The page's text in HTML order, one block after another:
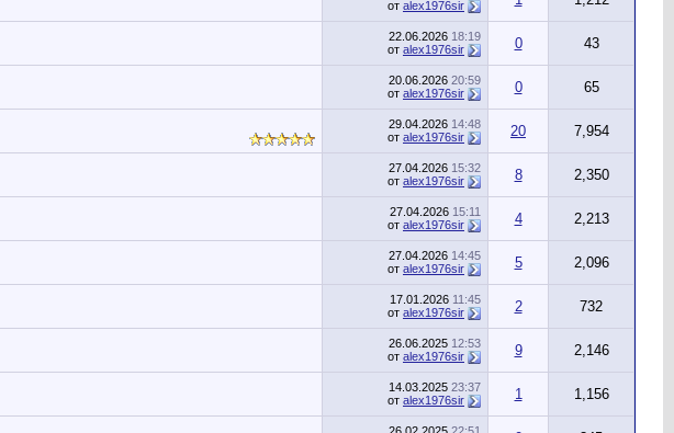
от alex1976sir
22.06.2026 18:19
от alex1976sir 0 43
20.06.2026 20:59
от alex1976sir 0 65
29.04.2026 14:48
от alex1976sir 20 7,954
27.04.2026 15:32
от alex1976sir 8 2,350
27.04.2026 15:11
от alex1976sir 4 2,213
27.04.2026 14:45
от alex1976sir 5 2,096
17.01.2026 11:45
от alex1976sir 2 732
26.06.2025 12:53
от alex1976sir 9 2,146
14.03.2025 23:37
от alex1976sir 1 1,156